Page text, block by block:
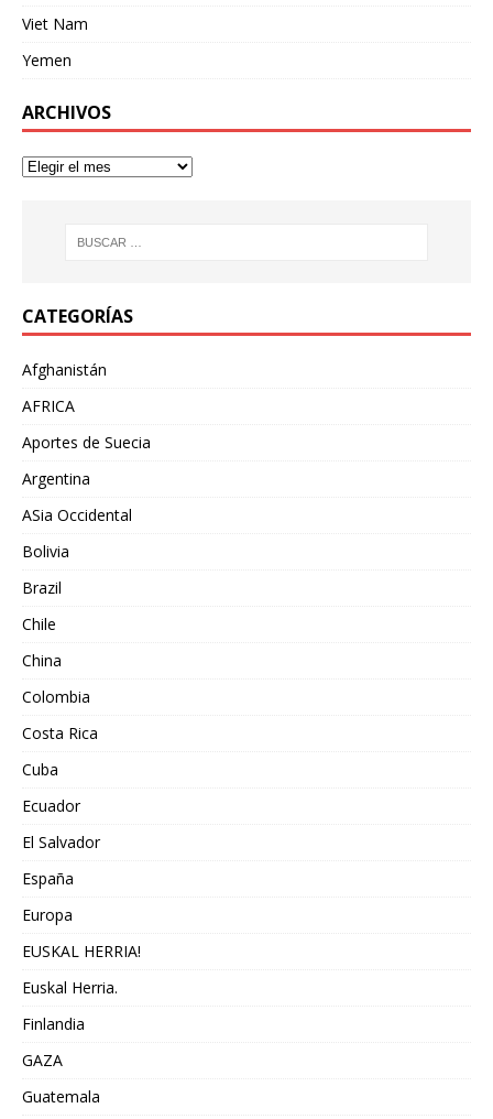
Viet Nam
Yemen
ARCHIVOS
CATEGORÍAS
Afghanistán
AFRICA
Aportes de Suecia
Argentina
ASia Occidental
Bolivia
Brazil
Chile
China
Colombia
Costa Rica
Cuba
Ecuador
El Salvador
España
Europa
EUSKAL HERRIA!
Euskal Herria.
Finlandia
GAZA
Guatemala